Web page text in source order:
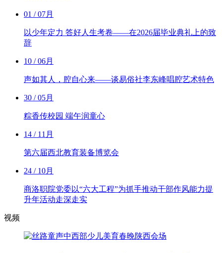
01 / 07月
以少年定力 答好人生考卷——在2026届毕业典礼上的致
辞
10 / 06月
声如其人，腔自心来——谈易俗社李东峰唱腔艺术特色
30 / 05月
粽香传校园 端午润童心
14 / 11月
第六届西北教育装备博览会
24 / 10月
商洛职院党委以“六大工程”为抓手推动干部作风能力提
升年活动走深走实
视频